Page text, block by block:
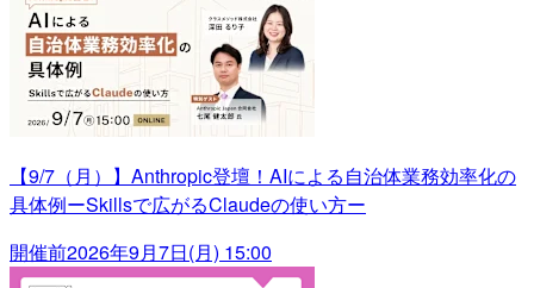
【9/7（月）】Anthropic登壇！AIによる自治体業務効率化の
具体例ーSkillsで広がるClaudeの使い方ー
開催前2026年9月7日(月) 15:00